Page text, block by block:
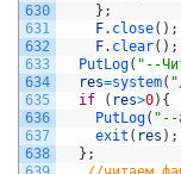
630
631
632
633
634
635
636
637
638
} ;
F. close( ) ;
F. clear( ) ;
PutLog( "--
res=system(
if
( res>0) {
PutLog( "--
exit ( res ) ;
} ;